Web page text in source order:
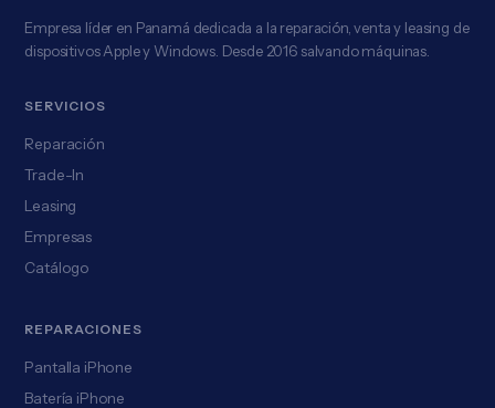
Empresa líder en Panamá dedicada a la reparación, venta y leasing de
dispositivos Apple y Windows. Desde 2016 salvando máquinas.
SERVICIOS
Reparación
Trade-In
Leasing
Empresas
Catálogo
REPARACIONES
Pantalla iPhone
Batería iPhone